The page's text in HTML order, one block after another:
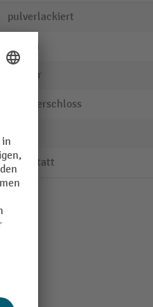
pulverlackiert
12 mm
Küpper
Zylinderschloss
Werkstatt